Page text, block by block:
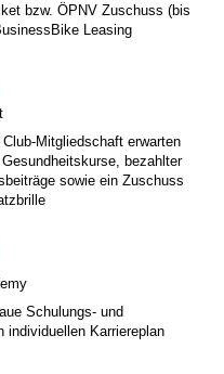
bzw. ÖPNV Zuschuss (bis
Leasing
Mitgliedschaft erwarten
bezahlter
sowie ein Zuschuss
Schulungs- und
individuellen Karriereplan